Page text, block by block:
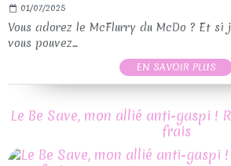
01/07/2025
Vous adorez le McFlurry du McDo ? Et si
vous pouvez...
EN SAVOIR PLUS
Le Be Save, mon allié anti-gaspi !
frais